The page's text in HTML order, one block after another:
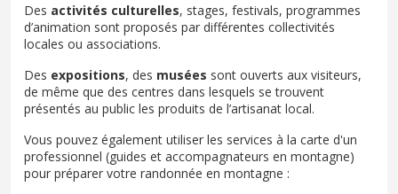
Des activités culturelles, stages, festivals, programmes
d’animation sont proposés par différentes collectivités
locales ou associations.
Des expositions, des musées sont ouverts aux visiteurs,
de même que des centres dans lesquels se trouvent
présentés au public les produits de l’artisanat local.
Vous pouvez également utiliser les services à la carte d'un
professionnel (guides et accompagnateurs en montagne)
pour préparer votre randonnée en montagne :